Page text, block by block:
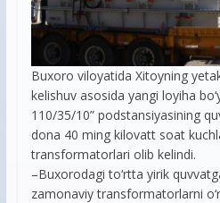
Buxoro viloyatida Xitoyning
kelishuv asosida yangi loyiha
110/35/10” podstansiyasining
dona 40 ming kilovatt soat
transformatorlari olib kelindi.
–Buxorodagi to‘rtta yirik
zamonaviy transformatorlarni